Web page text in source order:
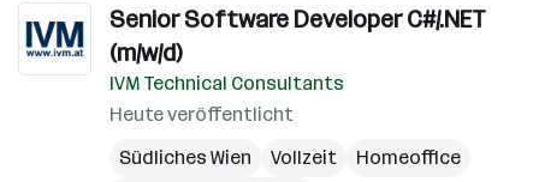
Senior Software Developer C#/.NET
(m/w/d)
IVM Technical Consultants
Heute veröffentlicht
Südliches Wien
Vollzeit
Homeoffice